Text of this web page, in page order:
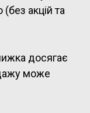
акцій та
досягає
може